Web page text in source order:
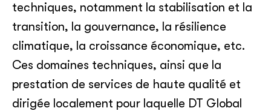
techniques, notamment la stabilisation et la
transition, la gouvernance, la résilience
climatique, la croissance économique, etc.
Ces domaines techniques, ainsi que la
prestation de services de haute qualité et
dirigée localement pour laquelle DT Global